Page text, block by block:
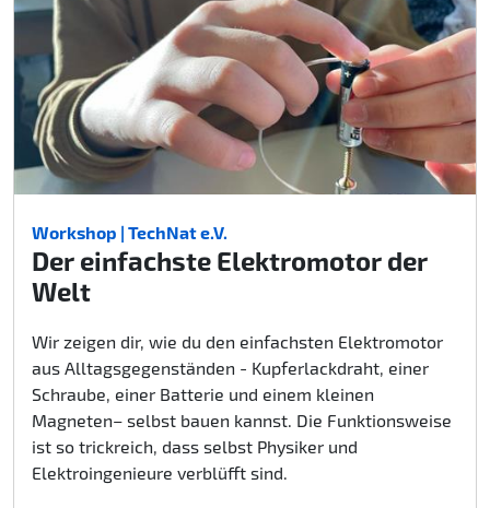
Workshop | TechNat e.V.
Der einfachste Elektromotor der
Welt
Wir zeigen dir, wie du den einfachsten Elektromotor
aus Alltagsgegenständen - Kupferlackdraht, einer
Schraube, einer Batterie und einem kleinen
Magneten– selbst bauen kannst. Die Funktionsweise
ist so trickreich, dass selbst Physiker und
Elektroingenieure verblüfft sind.